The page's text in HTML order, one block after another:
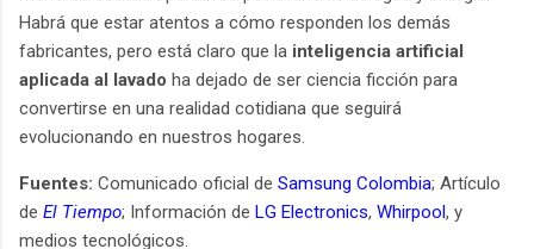
Habrá que estar atentos a cómo responden los demás
fabricantes, pero está claro que la inteligencia artificial
aplicada al lavado ha dejado de ser ciencia ficción para
convertirse en una realidad cotidiana que seguirá
evolucionando en nuestros hogares.
Fuentes: Comunicado oficial de Samsung Colombia; Artículo
de El Tiempo; Información de LG Electronics, Whirpool, y
medios tecnológicos.